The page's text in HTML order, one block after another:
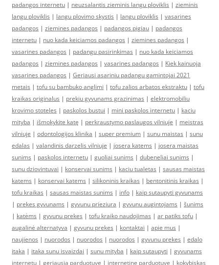
padangos internetu | neuzsalantis zieminis langu ploviklis | zieminis
langu ploviklis | langu plovimo skystis | langu ploviklis | vasarines
padangos | ziemines padangos | padangos pigiau | padangos
internetu | nuo kada keiciamos padangos | ziemines padangos |
vasarines padangos | padangu pasirinkimas | nuo kada keiciamos
padangos | ziemines padangos | vasarines padangos | Kiek kainuoja
vasarines padangos | Geriausi asariniu padangu gamintojai 2021
metais | tofu su bambuko anglimi | tofu zalios arbatos ekstraktu | tofu
kraikas originalus | prekiu gyvunams grazinimas | elektromobiliu
krovimo stoteles | paskolos bustui | mini paskolos internetu | kaciu
mityba | išmokykite katę | perkraustymo paslaugos vilniuje | meistras
vilniuje | odontologijos klinika | super premium | sunu maistas | sunu
edalas | valandinis darzelis vilniuje | josera katems | josera maistas
sunims | paskolos internetu | guoliai sunims | dubeneliai sunims |
sunu dziovintuvai | konservai sunims | kaciu tualetas | sausas maistas
katems | konservai katems | silikoninis kraikas | bentonitinis kraikas |
tofu kraikas | sausas maistas sunims | info | kaip sutaupyti gyvunams
| prekes gyvunams | gyvunu prieziura | gyvunu augintojams | šunims
| katėms | gyvunu prekes | tofu kraiko naudojimas | ar patiks tofu |
augalinė alternatyva | gyvunu prekes | kontaktai | apie mus |
naujienos | nuorodos | nuorodos | nuorodos | gyvunu prekes | edalo
itaka | itaka sunu isvaizdai | sunu mityba | kaip sutaupyti | gyvunams
internetu | geriausia parduotuve | internetine parduotuve | kokybiskas